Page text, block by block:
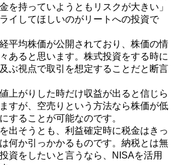
を持っていようともリスクが大きい」
イしてほしいのがリートへの投資で
平均株価が公開されており、株価の情
あると思います。株式投資をする時に
ぶ視点で取引を想定することだと断言
上がりした時だけ収益が出ると信じら
すが、空売りという方法なら株価が低
することが可能なのです。
出そうとも、利益確定時に税金はきっ
何か引っかかるものです。納税とは無
資をしたいと言うなら、NISAを活用